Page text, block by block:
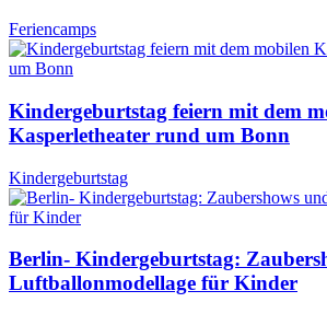
Feriencamps
Kindergeburtstag feiern mit dem
Kasperletheater rund um Bonn
Kindergeburtstag
Berlin- Kindergeburtstag:
Luftballonmodellage für Kinder